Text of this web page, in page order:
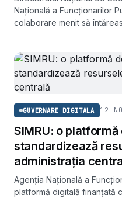
Națională a Funcționarilor
colaborare menit să
GUVERNARE DIGITALA 12
SIMRU: o
standardizează
administrația
Agenția Națională a
platformă digitală finanțată